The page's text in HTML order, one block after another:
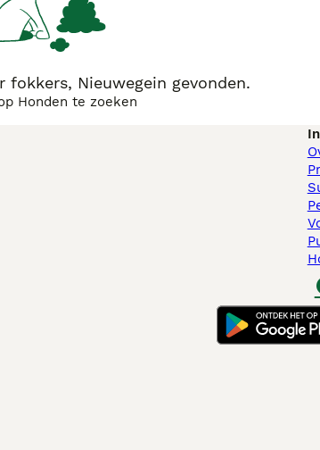
fokkers, Nieuwegein gevonden.
Honden te zoeken